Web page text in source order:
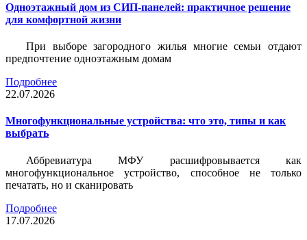
Одноэтажный дом из СИП-панелей: практичное решение
для комфортной жизни
При выборе загородного жилья многие семьи отдают
предпочтение одноэтажным домам
Подробнее
22.07.2026
Многофункциональные устройства: что это, типы и как
выбрать
Аббревиатура МФУ расшифровывается как
многофункциональное устройство, способное не только
печатать, но и сканировать
Подробнее
17.07.2026